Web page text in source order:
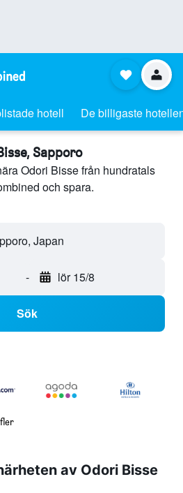
hotell De billigaste
Sapporo
Odori Bisse från hundratals
och spara.
Japan
- lör 15/8
Sök
av Odori Bisse